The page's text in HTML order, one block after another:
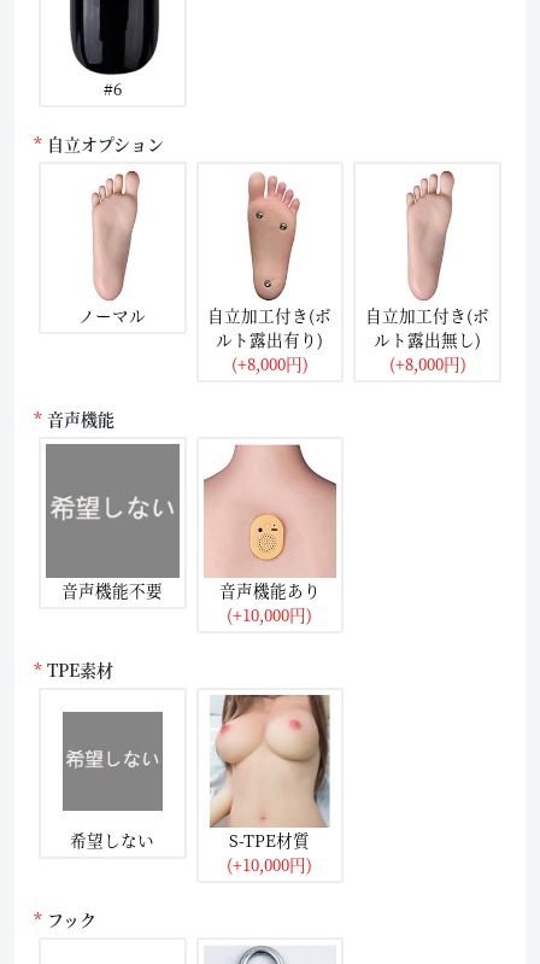
#6
自立オプション
ノーマル
自立加工付き(ボ
ルト露出有り)
(+8,000円)
自立加工付き(ボ
ルト露出無し)
(+8,000円)
音声機能
音声機能不要
音声機能あり
(+10,000円)
TPE素材
希望しない
S-TPE材質
(+10,000円)
フック